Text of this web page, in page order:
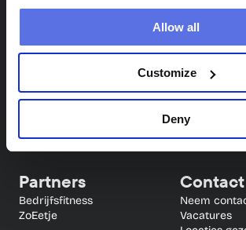
Allow all
Customize
Deny
Circle Fit
Circuittraining
Samen sporten (4 weken
gratis)
Veelgestelde
Blog
App
Partners
Bedrijfsfitness
ZoEetje
Contact
Neem
Vacatures